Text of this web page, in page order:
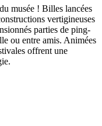
musée ! Billes lancées
vertigineuses
parties de ping-
ou entre amis. Animées
offrent une